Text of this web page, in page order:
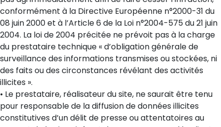
conformément à la Directive Européenne n°2000-31 du
08 juin 2000 et à l’Article 6 de la Loi n°2004-575 du 21 juin
2004. La loi de 2004 précitée ne prévoit pas à la charge
du prestataire technique « d’obligation générale de
surveillance des informations transmises ou stockées, ni
des faits ou des circonstances révélant des activités
illicites ».
• Le prestataire, réalisateur du site, ne saurait être tenu
pour responsable de la diffusion de données illicites
constitutives d’un délit de presse ou attentatoires au